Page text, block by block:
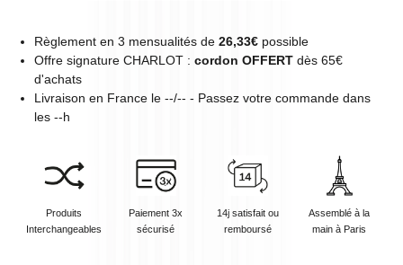
Règlement en 3 mensualités de 26,33€ possible
Offre signature CHARLOT : cordon OFFERT dès 65€
d'achats
Livraison en France le --/-- - Passez votre commande dans
les --h
Produits
Interchangeables
Paiement 3x
sécurisé
14j satisfait ou
remboursé
Assemblé à la
main à Paris